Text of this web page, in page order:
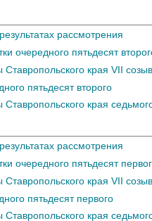
рассмотрения
очередного пятьдесят
края VII
пятьдесят второго
края
рассмотрения
очередного пятьдесят
края VII
пятьдесят первого
края